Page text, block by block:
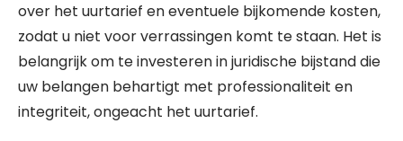
over het uurtarief en eventuele bijkomende kosten,
zodat u niet voor verrassingen komt te staan. Het is
belangrijk om te investeren in juridische bijstand die
uw belangen behartigt met professionaliteit en
integriteit, ongeacht het uurtarief.